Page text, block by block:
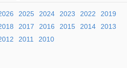
2025 2024 2023 2022
2019
2017 2016 2015 2014
2013
2011 2010